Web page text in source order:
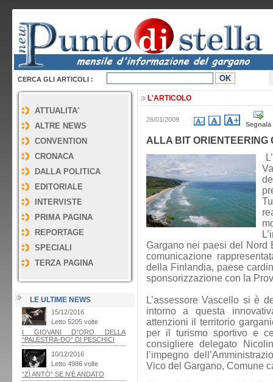
CERCA GLI ARTICOLI :
ATTUALITA'
ALTRE NEWS
CONVENTION
CRONACA
DALLA POLITICA
EDITORIALE
INTERVISTE
PRIMA PAGINA
REPORTAGE
SPECIALI
TERZA PAGINA
LE ULTIME NEWS
L'ARTICOLO
26/01/2009
Segnala
ALLA BIT ORIENTEERING
Gargano nei paesi del Nord
comunicazione
della Finlandia, paese
sponsorizzazione con la
L’assessore Vascello si è
intorno a questa
attenzioni il territorio
per il turismo sportivo e
consigliere delegato
l’impegno
Vico del Gargano, Comune